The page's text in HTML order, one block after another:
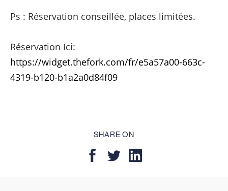
Ps : Réservation conseillée, places limitées.
Réservation Ici:
https://widget.thefork.com/fr/e5a57a00-663c-
4319-b120-b1a2a0d84f09
SHARE ON